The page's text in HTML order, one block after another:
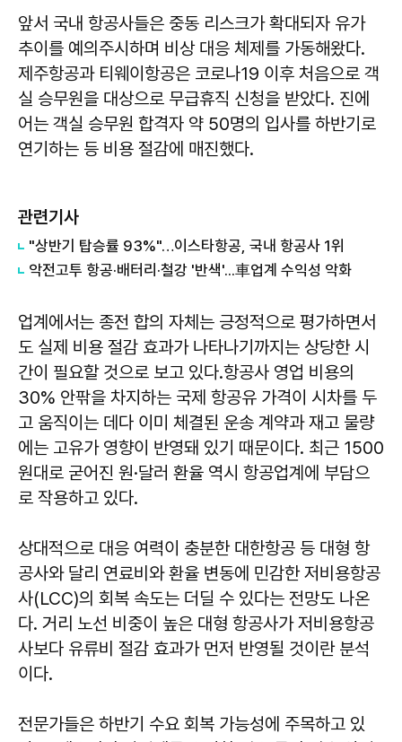
앞서 국내 항공사들은 중동 리스크가 확대되자 유가
추이를 예의주시하며 비상 대응 체제를 가동해왔다.
제주항공과 티웨이항공은 코로나19 이후 처음으로 객
실 승무원을 대상으로 무급휴직 신청을 받았다. 진에
어는 객실 승무원 합격자 약 50명의 입사를 하반기로
연기하는 등 비용 절감에 매진했다.
관련기사
"상반기 탑승률 93%"…이스타항공, 국내 항공사 1위
악전고투 항공·배터리·철강 '반색'...車업계 수익성 악화
업계에서는 종전 합의 자체는 긍정적으로 평가하면서
도 실제 비용 절감 효과가 나타나기까지는 상당한 시
간이 필요할 것으로 보고 있다.항공사 영업 비용의
30% 안팎을 차지하는 국제 항공유 가격이 시차를 두
고 움직이는 데다 이미 체결된 운송 계약과 재고 물량
에는 고유가 영향이 반영돼 있기 때문이다. 최근 1500
원대로 굳어진 원·달러 환율 역시 항공업계에 부담으
로 작용하고 있다.
상대적으로 대응 여력이 충분한 대한항공 등 대형 항
공사와 달리 연료비와 환율 변동에 민감한 저비용항공
사(LCC)의 회복 속도는 더딜 수 있다는 전망도 나온
다. 거리 노선 비중이 높은 대형 항공사가 저비용항공
사보다 유류비 절감 효과가 먼저 반영될 것이란 분석
이다.
전문가들은 하반기 수요 회복 가능성에 주목하고 있